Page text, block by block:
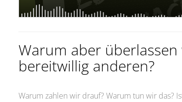
Warum aber
bereitwillig anderen?
Warum zahlen wir drauf? Warum tun wir das?